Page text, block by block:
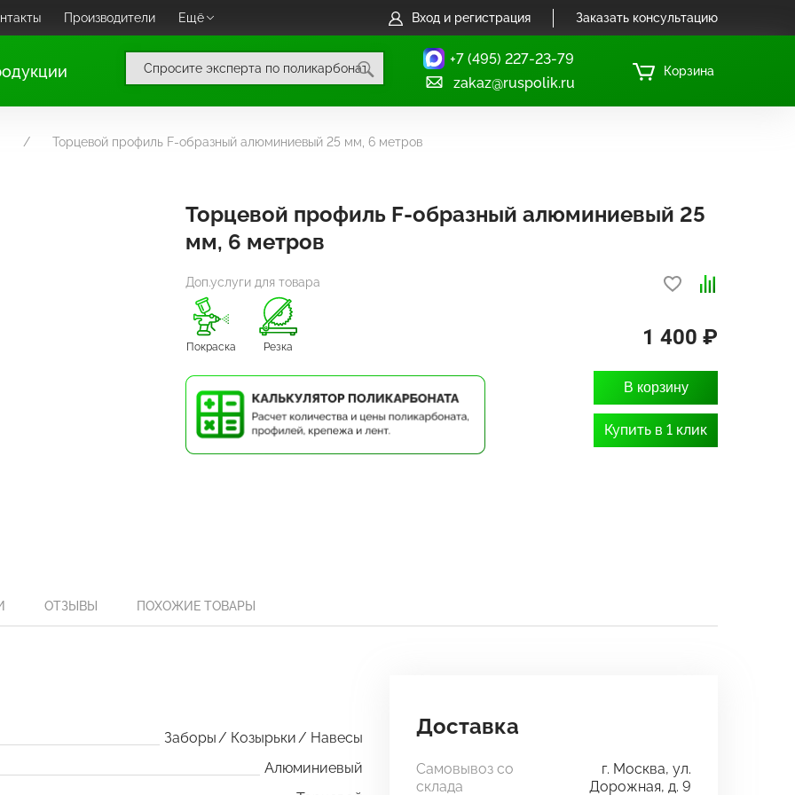
Производители Ещё Вход и регистрация Заказать консультацию
+7 (495) 227-23-79
zakaz@ruspolik.ru
Корзина
Торцевой профиль F-образный алюминиевый 25 мм, 6 метров
Торцевой профиль F-образный алюминиевый 25
мм, 6 метров
Доп.услуги для товара
Покраска Резка 1 400 ₽
В корзину
Купить в 1 клик
ОТЗЫВЫ ПОХОЖИЕ ТОВАРЫ
Заборы Козырьки
Навесы
Алюминиевый
Доставка
Самовывоз со
склада
г. Москва, ул.
Дорожная, д. 9